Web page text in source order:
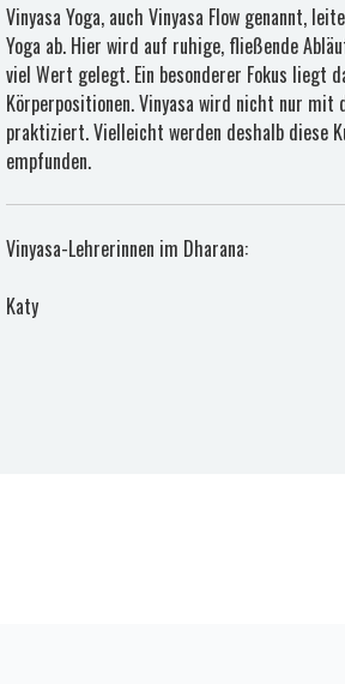
Vinyasa Yoga, auch Vinyasa Flow genannt,
Yoga ab. Hier wird auf ruhige, fließende
viel Wert gelegt. Ein besonderer Fokus liegt
Körperpositionen. Vinyasa wird nicht nur mit
praktiziert. Vielleicht werden deshalb diese
empfunden.
Vinyasa-Lehrerinnen im Dharana:
Katy